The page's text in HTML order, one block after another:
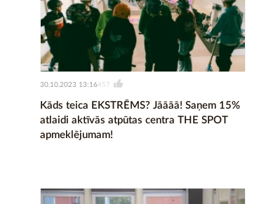
Kāds teica EKSTRĒMS? Jāāāā! Saņem 15%
atlaidi aktīvās atpūtas centra THE SPOT
apmeklējumam!
30.10.2023 13:16457